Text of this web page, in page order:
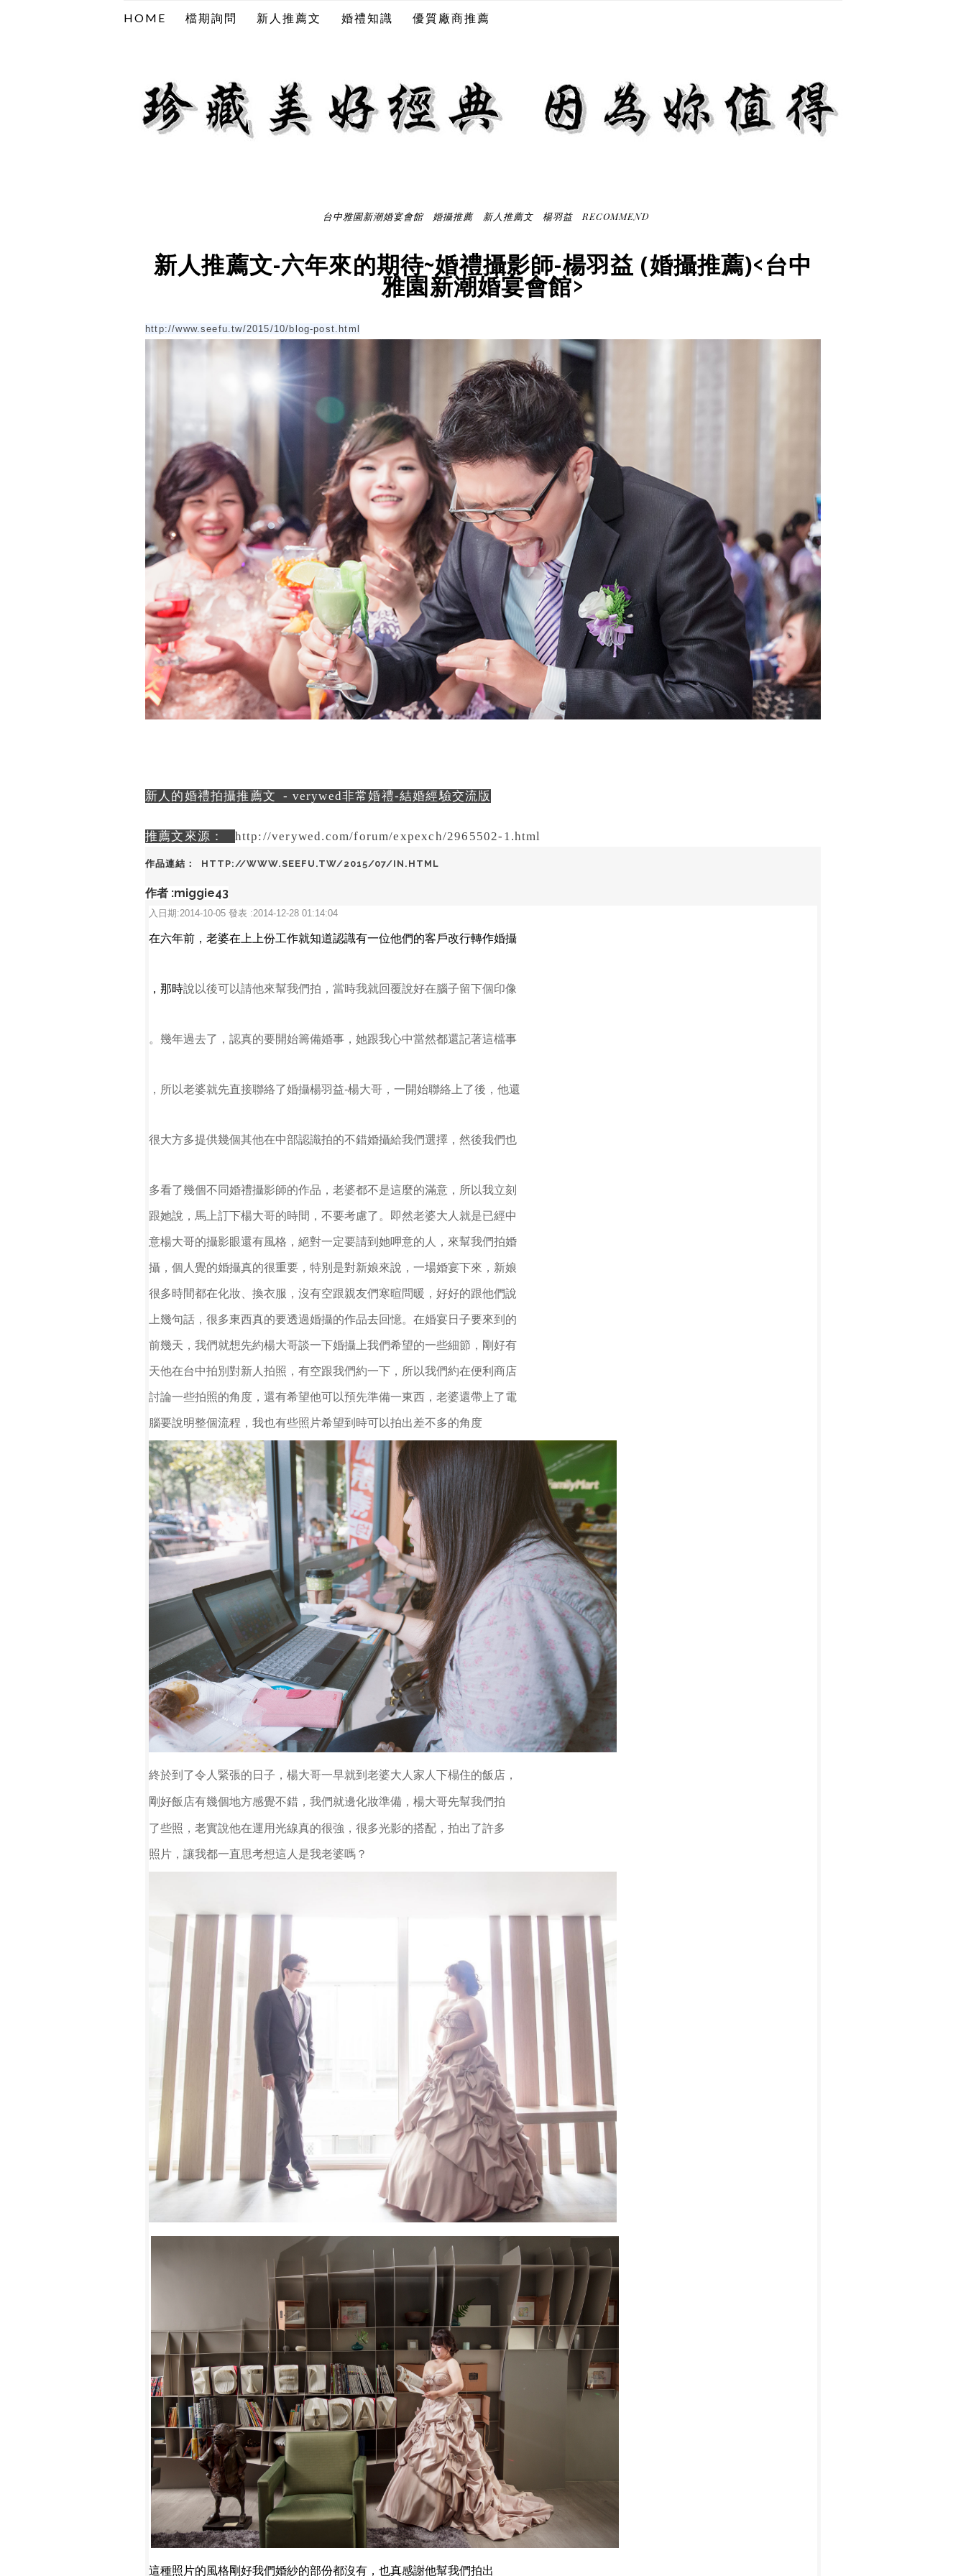
HOME 檔期詢問 新人推薦文 婚禮知識 優質廠商推薦
台中雅園新潮婚宴會館 婚攝推薦 新人推薦文 楊羽益 RECOMMEND
新人推薦文-六年來的期待~婚禮攝影師-楊羽益 (婚攝推薦)<台中
雅園新潮婚宴會館>
http://www.seefu.tw/2015/10/blog-post.html
新人的婚禮拍攝推薦文 - verywed非常婚禮-結婚經驗交流版
推薦文來源： http://verywed.com/forum/expexch/2965502-1.html
作品連結： HTTP://WWW.SEEFU.TW/2015/07/IN.HTML
作者 :miggie43
入日期:2014-10-05 發表 :2014-12-28 01:14:04
在六年前，老婆在上上份工作就知道認識有一位他們的客戶改行轉作婚攝
，那時說 以後可以請他來幫我們拍，當時我就回覆說好在腦子留下個印像
。幾年過去了， 認真的要開始籌備婚事，她跟我心中當然都還記著這檔事
，所以老婆就先直接聯絡了婚攝楊羽益-楊大哥，一開始聯絡上了後，他還
很大方多提供幾個其他在中部認識拍的不錯婚攝給我們選擇，然後我們也
多看了幾個不同婚禮攝影師的作品，老婆都不是這麼的滿意，所以我立刻
跟她說，馬上訂下楊大哥的時間，不要考慮了。即然老婆大人就是已經中
意楊大哥的攝影眼還有風格，絕對一定要請到她呷意的人， 來幫我們拍婚
攝，個人覺的婚攝真的很重要，特別是對新娘來說， 一場婚宴下來， 新娘
很多時間都在化妝、換衣服，沒有空跟親友們寒暄問暖，好好的跟他們說
上幾句話，很多東西真的要透過婚攝的作品去回憶。在婚宴日子要來到的
前幾天，我們就想先約楊大哥談一下婚攝上我們希望的一些細節，剛好有
天他在台中拍別對新人 拍照，有空跟我們約一下，所以我們約在便利商店
討論一些拍照的角度，還有希望他可以預先準備一東西，老婆還帶上了電
腦要說明整個流程，我也有些照片希望到 時可以拍出差不多的角度
終於到了令人緊張的日子，楊大哥一早就到老婆大人家人下榻住的飯店，
剛好飯店有幾個地方感覺不錯，我們就邊化妝準備，楊大哥先幫我們拍
了些照， 老實說他在運用光線真的很強，很多光影的搭配，拍出了許多
照片，讓我都一直思考想這人是我老婆嗎？
這種照片的風格剛好我們婚紗的部份都沒有，也真感謝他幫我們拍出